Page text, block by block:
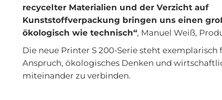
recycelter Materialien und der Verzicht auf
Kunststoffverpackung bringen uns einen
ökologisch wie technisch“, Manuel Weiß,
Die neue Printer S 200-Serie steht exemplarisch
Anspruch, ökologisches Denken und
miteinander zu verbinden.